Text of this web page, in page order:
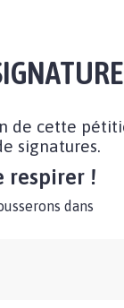
de cette
signatures.
respirer !
dans